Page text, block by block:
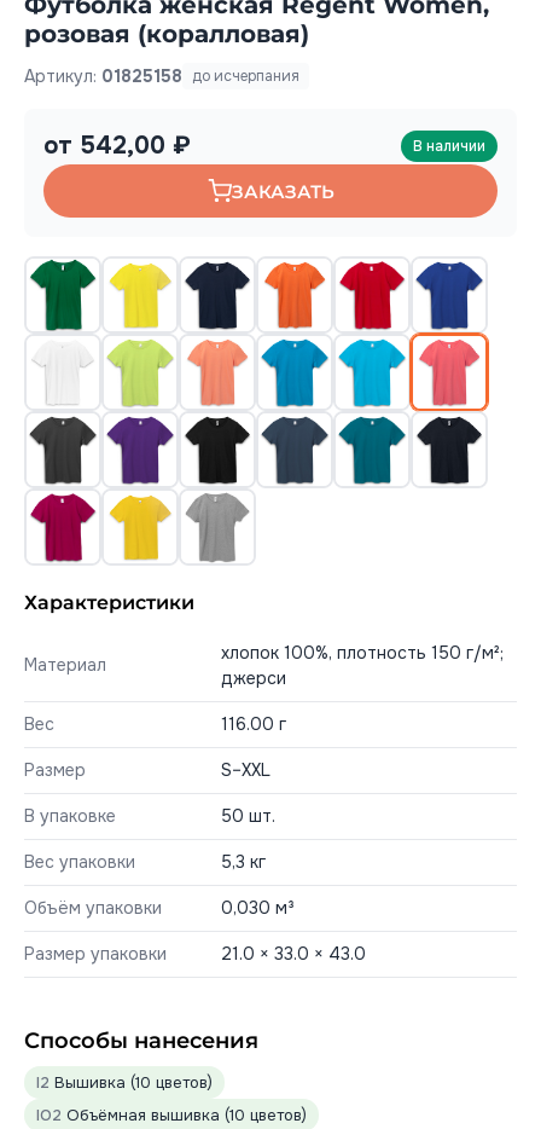
розовая (коралловая)
Артикул: 01825158 до исчерпания
от 542,00 ₽ В наличии
ЗАКАЗАТЬ
Характеристики
Материал
хлопок 100%, плотность 150 г/м²;
джерси
Вес 116.00 г
Размер S–XXL
В упаковке 50 шт.
Вес упаковки 5,3 кг
Объём упаковки 0,030 м³
Размер упаковки 21.0 × 33.0 × 43.0
Способы нанесения
I2 Вышивка (10 цветов)
IO2 Объёмная вышивка (10 цветов)